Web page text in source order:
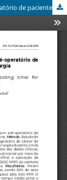
Estado nutricional e tempo de jejum pré-operatório de pacientes oncológicos submetidos à cirurgia.